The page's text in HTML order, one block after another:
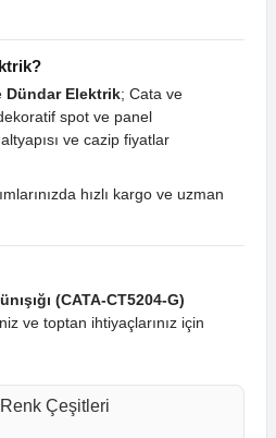
Dündar Elektrik; Cata ve
spot ve panel
ve cazip fiyatlar
hızlı kargo ve uzman
(CATA-CT5204-G)
ve toptan ihtiyaçlarınız için